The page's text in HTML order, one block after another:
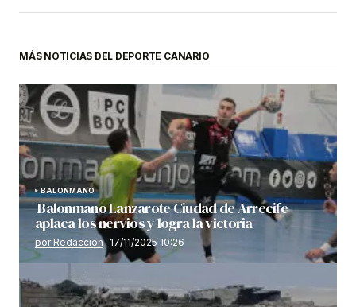
MÁS NOTICIAS DEL DEPORTE CANARIO
BALONMANO
Balonmano Lanzarote Ciudad de Arrecife
aplaca los nervios y logra la victoria
por Redacción 17/11/2025 10:26